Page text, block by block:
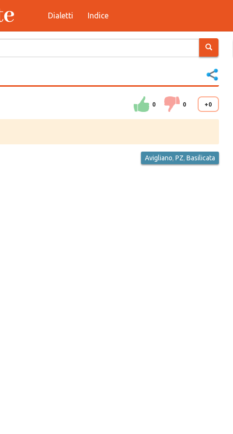
Dialetti Indice
0 0 +0
Avigliano, PZ, Basilicata